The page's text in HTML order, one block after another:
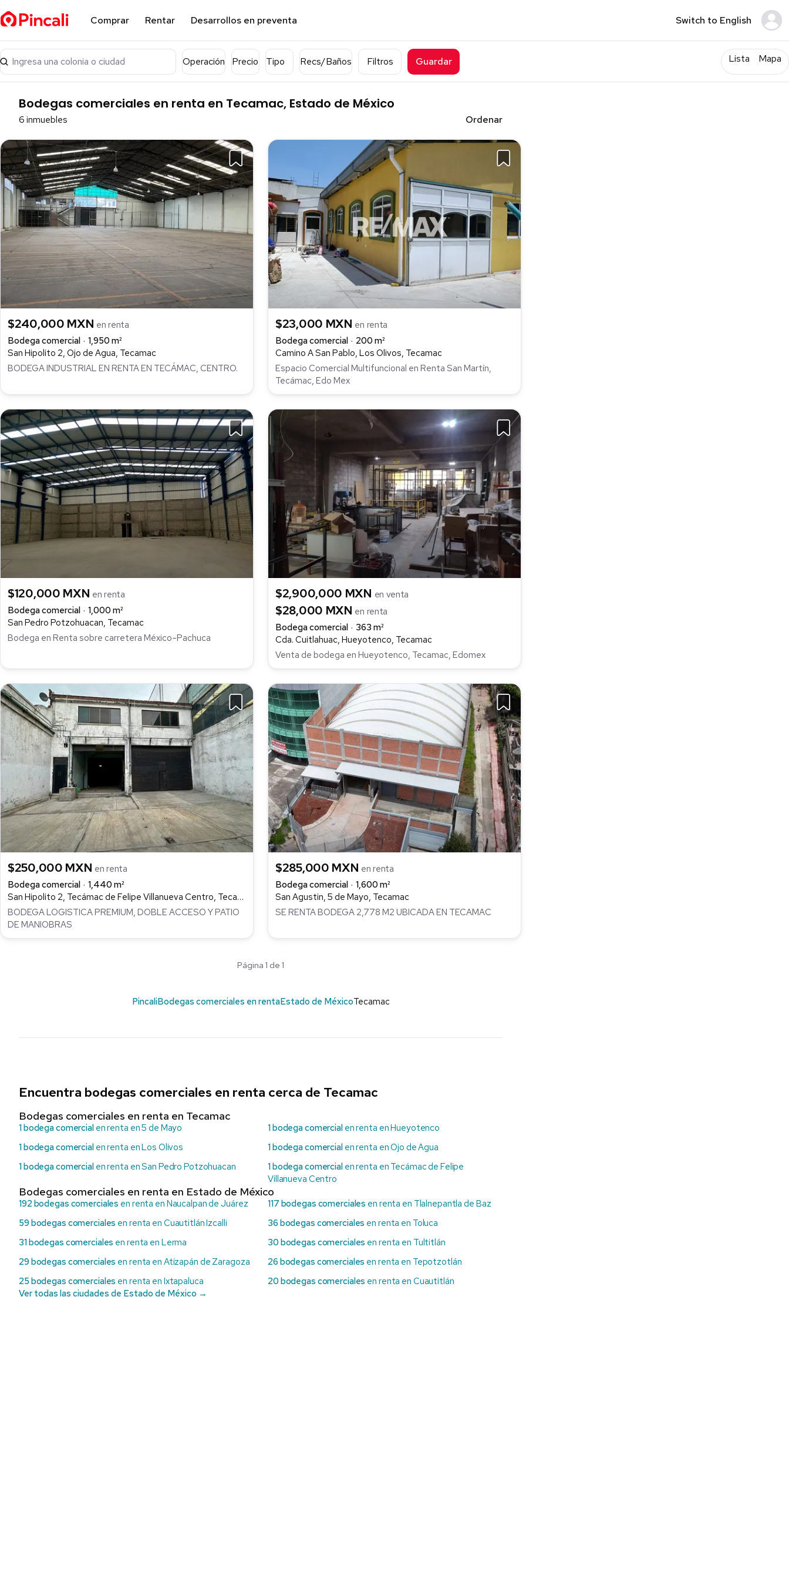
Comprar Rentar Desarrollos en preventa Switch to English
Ingresa una colonia o ciudad Operación Precio Tipo Recs/Baños Filtros Guardar Lista Mapa
Bodegas comerciales en renta en Tecamac, Estado de México
6 inmuebles Ordenar
$240,000 MXN en renta
Bodega comercial
1,950 m²
San Hipolito 2, Ojo de Agua, Tecamac
BODEGA INDUSTRIAL EN RENTA EN TECÁMAC, CENTRO.
$23,000 MXN en renta
Bodega comercial
200 m²
Camino A San Pablo, Los Olivos, Tecamac
Espacio Comercial Multifuncional en Renta San Martín,
Tecámac, Edo Mex
$120,000 MXN en renta
Bodega comercial
1,000 m²
San Pedro Potzohuacan, Tecamac
Bodega en Renta sobre carretera México–Pachuca
$2,900,000 MXN en venta
$28,000 MXN en renta
Bodega comercial
363 m²
Cda. Cuitlahuac, Hueyotenco, Tecamac
Venta de bodega en Hueyotenco, Tecamac, Edomex
$250,000 MXN en renta
Bodega comercial
1,440 m²
San Hipolito 2, Tecámac de Felipe Villanueva Centro, Tecamac
BODEGA LOGISTICA PREMIUM, DOBLE ACCESO Y PATIO
DE MANIOBRAS
$285,000 MXN en renta
Bodega comercial
1,600 m²
San Agustin, 5 de Mayo, Tecamac
SE RENTA BODEGA 2,778 M2 UBICADA EN TECAMAC
Página 1 de 1
PincaliBodegas comerciales en rentaEstado de MéxicoTecamac
Encuentra bodegas comerciales en renta cerca de Tecamac
Bodegas comerciales en renta en Tecamac
1 bodega comercialen renta en 5 de Mayo 1 bodega comercialen renta en Hueyotenco
1 bodega comercialen renta en Los Olivos 1 bodega comercialen renta en Ojo de Agua
1 bodega comercialen renta en San Pedro Potzohuacan 1 bodega comercialen renta en Tecámac de Felipe
Villanueva Centro
Bodegas comerciales en renta en Estado de México
192 bodegas comerciales en renta en Naucalpan de Juárez 117 bodegas comerciales en renta en Tlalnepantla de Baz
59 bodegas comerciales en renta en Cuautitlán Izcalli 36 bodegas comerciales en renta en Toluca
31 bodegas comerciales en renta en Lerma 30 bodegas comerciales en renta en Tultitlán
29 bodegas comerciales en renta en Atizapán de Zaragoza 26 bodegas comerciales en renta en Tepotzotlán
25 bodegas comerciales en renta en Ixtapaluca 20 bodegas comerciales en renta en Cuautitlán
Ver todas las ciudades de Estado de México →